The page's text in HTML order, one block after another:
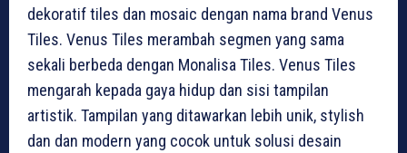
dekoratif tiles dan mosaic dengan nama brand Venus
Tiles. Venus Tiles merambah segmen yang sama
sekali berbeda dengan Monalisa Tiles. Venus Tiles
mengarah kepada gaya hidup dan sisi tampilan
artistik. Tampilan yang ditawarkan lebih unik, stylish
dan dan modern yang cocok untuk solusi desain